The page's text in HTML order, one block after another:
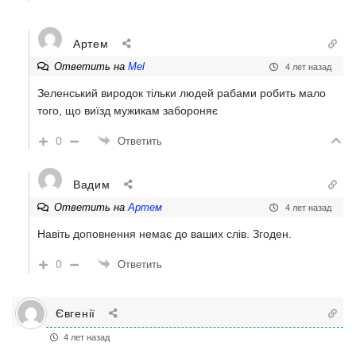
Артем
Ответить на Mel 4 лет назад
Зеленський виродок тільки людей рабами робить мало
того, що виїзд мужикам забороняє
0 Ответить
Вадим
Ответить наАртем 4 лет назад
Навіть доповнення немає до ваших слів. Згоден.
0 Ответить
Євгенії
4 лет назад